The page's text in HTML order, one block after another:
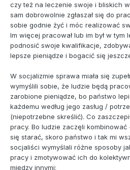
czy też na leczenie swoje i bliskich
sam dobrowolnie zgłaszał się do
sobie godnie żyć i móc realizować
Im więcej pracował lub im był w tym
podnosić swoje kwalifikacje,
lepsze pieniądze i bogacić się
W socjalizmie sprawa miała się
wymyślili sobie, że ludzie będą
zarobione pieniądze, bo państwo
każdemu według jego zasług /
(niepotrzebne skreślić). Co
pracy. Bo ludzie zaczęli
się starać, skoro państwo i tak mi
socjaliści wymyślali różne sposoby
pracy i zmotywować ich do
między innymi: